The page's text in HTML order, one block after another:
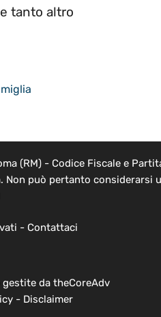
e tanto altro
(RM) - Codice Fiscale e
può pertanto considerarsi
- Contattaci
da theCoreAdv
- Disclaimer